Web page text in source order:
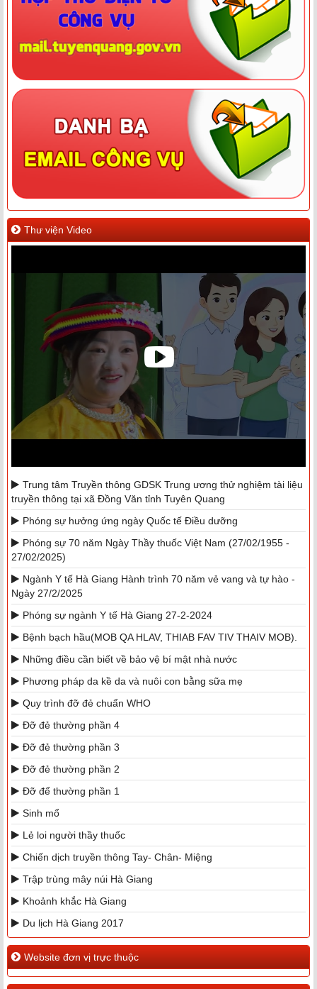
Thư viện Video
Trung tâm Truyền thông GDSK Trung ương thử nghiệm tài liệu
truyền thông tại xã Đồng Văn tỉnh Tuyên Quang
Phóng sự hưởng ứng ngày Quốc tế Điều dưỡng
Phóng sự 70 năm Ngày Thầy thuốc Việt Nam (27/02/1955 -
27/02/2025)
Ngành Y tế Hà Giang Hành trình 70 năm vẻ vang và tự hào -
Ngày 27/2/2025
Phóng sự ngành Y tế Hà Giang 27-2-2024
Bệnh bạch hầu(MOB QA HLAV, THIAB FAV TIV THAIV MOB).
Những điều cần biết về bảo vệ bí mật nhà nước
Phương pháp da kề da và nuôi con bằng sữa mẹ
Quy trình đỡ đẻ chuẩn WHO
Đỡ đẻ thường phần 4
Đỡ đẻ thường phần 3
Đỡ đẻ thường phần 2
Đỡ để thường phần 1
Sinh mổ
Lẻ loi người thầy thuốc
Chiến dịch truyền thông Tay- Chân- Miệng
Trập trùng mây núi Hà Giang
Khoảnh khắc Hà Giang
Du lịch Hà Giang 2017
Website đơn vị trực thuộc